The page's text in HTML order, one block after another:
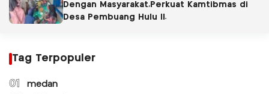
Dengan Masyarakat,Perkuat Kamtibmas di
Desa Pembuang Hulu ll.
Tag Terpopuler
01 medan